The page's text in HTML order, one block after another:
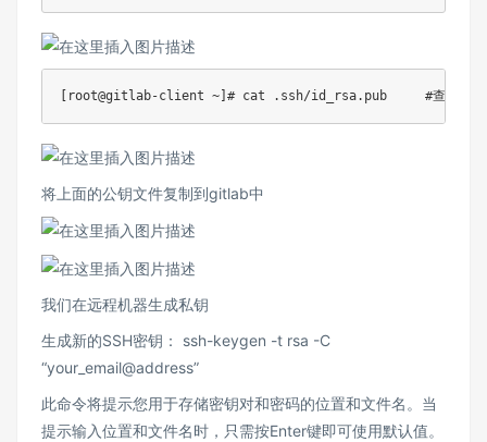
将上面的公钥文件复制到gitlab中
我们在远程机器生成私钥
生成新的SSH密钥： ssh-keygen -t rsa -C
“your_email@address”
此命令将提示您用于存储密钥对和密码的位置和文件名。当
提示输入位置和文件名时，只需按Enter键即可使用默认值。